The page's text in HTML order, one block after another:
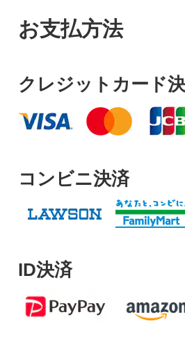
お支払方法
クレジットカード
コンビニ決済
ID決済